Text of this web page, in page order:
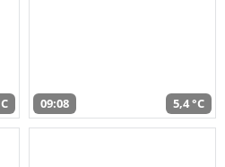
09:08 5,4 °C